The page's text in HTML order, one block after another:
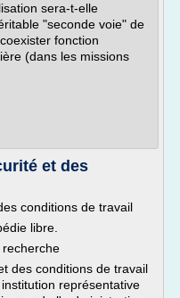
sera-t-elle
"seconde voie" de
fonction
(dans les missions
et des
conditions de travail
libre.
des conditions de travail
représentative